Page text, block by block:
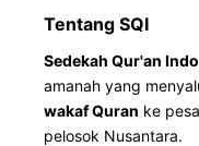
Tentang SQI
Sedekah Qur'an
amanah yang
wakaf Quran ke
pelosok Nusantara.